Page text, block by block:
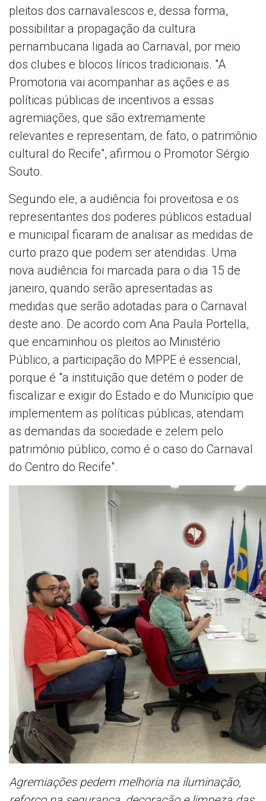
pleitos dos carnavalescos e, dessa forma,
possibilitar a propagação da cultura
pernambucana ligada ao Carnaval, por meio
dos clubes e blocos líricos tradicionais. "A
Promotoria vai acompanhar as ações e as
políticas públicas de incentivos a essas
agremiações, que são extremamente
relevantes e representam, de fato, o patrimônio
cultural do Recife", afirmou o Promotor Sérgio
Souto.
Segundo ele, a audiência foi proveitosa e os
representantes dos poderes públicos estadual
e municipal ficaram de analisar as medidas de
curto prazo que podem ser atendidas. Uma
nova audiência foi marcada para o dia 15 de
janeiro, quando serão apresentadas as
medidas que serão adotadas para o Carnaval
deste ano. De acordo com Ana Paula Portella,
que encaminhou os pleitos ao Ministério
Público, a participação do MPPE é essencial,
porque é "a instituição que detém o poder de
fiscalizar e exigir do Estado e do Município que
implementem as políticas públicas, atendam
as demandas da sociedade e zelem pelo
patrimônio público, como é o caso do Carnaval
do Centro do Recife".
Agremiações pedem melhoria na iluminação,